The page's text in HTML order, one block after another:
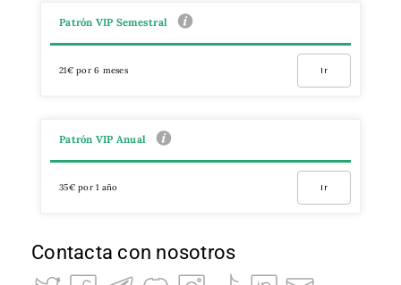
Patrón VIP Semestral
21€ por 6 meses Ir
Patrón VIP Anual
35€ por 1 año Ir
Contacta con nosotros